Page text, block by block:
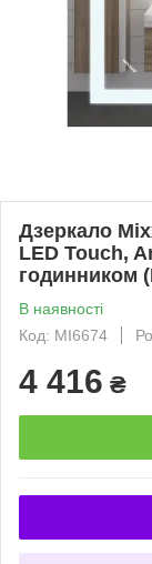
Дзеркало
LED Touch,
годинником
В наявності
Код: MI6674
4 416 ₴